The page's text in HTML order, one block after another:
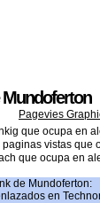
Mundoferton
Pagevies
que ocupa en
paginas vistas que
que ocupa en
de Mundoferton:
en